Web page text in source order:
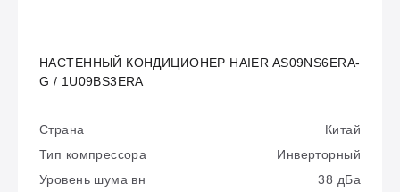
НАСТЕННЫЙ КОНДИЦИОНЕР HAIER AS09NS6ERA-
G / 1U09BS3ERA
Страна
Китай
Тип компрессора
Инверторный
Уровень шума вн
38 дБа